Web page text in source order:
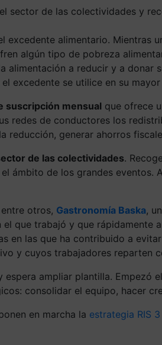
sector de las colectividades y
excedente alimentario.
algún tipo de pobreza
alimentación a reducir y a
excedente se utilice en su
suscripción mensual que ofrece
redes de conductores los
reducción, generar ahorros
de las colectividades.
ámbito de los grandes
otros, Gastronomía Baska,
que trabajó y que rápidamente
en las que ha contribuido a
y cuyos trabajadores reparten
ampliar plantilla. Empezó
consolidar el equipo, hacer
en marcha la estrategia RIS